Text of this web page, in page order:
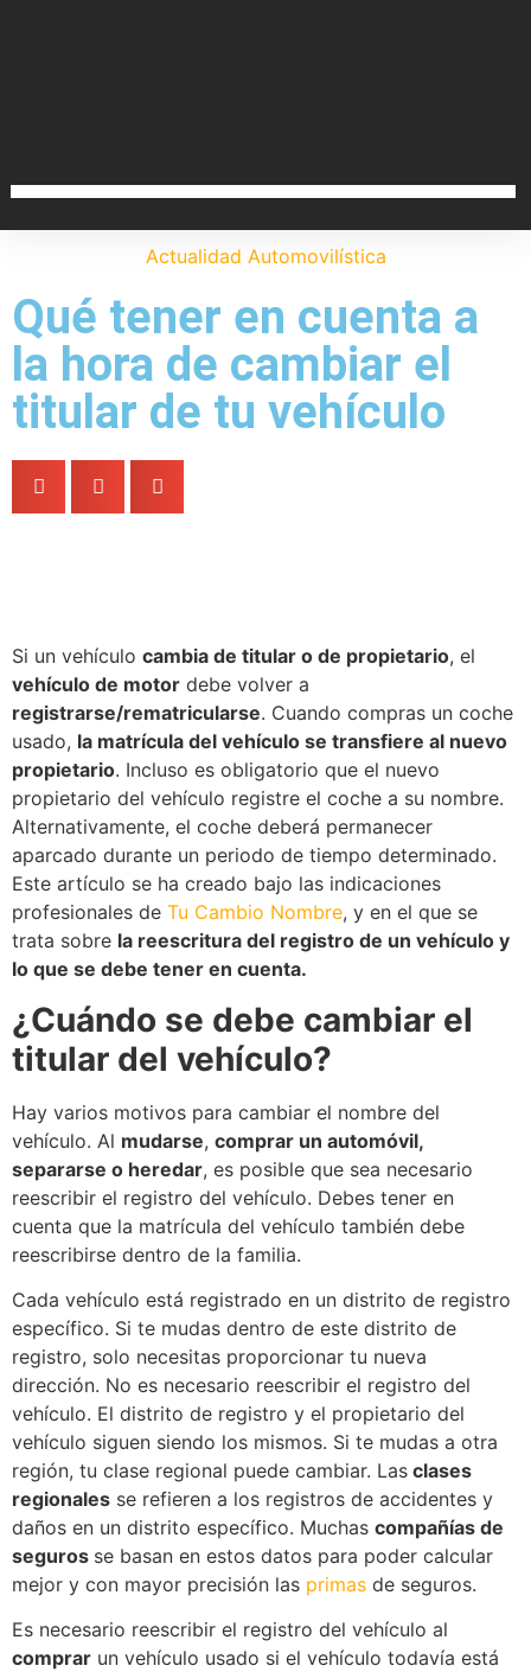
Actualidad Automovilística
Qué tener en cuenta a
la hora de cambiar el
titular de tu vehículo
Si un vehículo cambia de titular o de propietario, el
vehículo de motor debe volver a
registrarse/rematricularse. Cuando compras un coche
usado, la matrícula del vehículo se transfiere al nuevo
propietario. Incluso es obligatorio que el nuevo
propietario del vehículo registre el coche a su nombre.
Alternativamente, el coche deberá permanecer
aparcado durante un periodo de tiempo determinado.
Este artículo se ha creado bajo las indicaciones
profesionales de Tu Cambio Nombre, y en el que se
trata sobre la reescritura del registro de un vehículo y
lo que se debe tener en cuenta.
¿Cuándo se debe cambiar el
titular del vehículo?
Hay varios motivos para cambiar el nombre del
vehículo. Al mudarse, comprar un automóvil,
separarse o heredar, es posible que sea necesario
reescribir el registro del vehículo. Debes tener en
cuenta que la matrícula del vehículo también debe
reescribirse dentro de la familia.
Cada vehículo está registrado en un distrito de registro
específico. Si te mudas dentro de este distrito de
registro, solo necesitas proporcionar tu nueva
dirección. No es necesario reescribir el registro del
vehículo. El distrito de registro y el propietario del
vehículo siguen siendo los mismos. Si te mudas a otra
región, tu clase regional puede cambiar. Las clases
regionales se refieren a los registros de accidentes y
daños en un distrito específico. Muchas compañías de
seguros se basan en estos datos para poder calcular
mejor y con mayor precisión las primas de seguros.
Es necesario reescribir el registro del vehículo al
comprar un vehículo usado si el vehículo todavía está